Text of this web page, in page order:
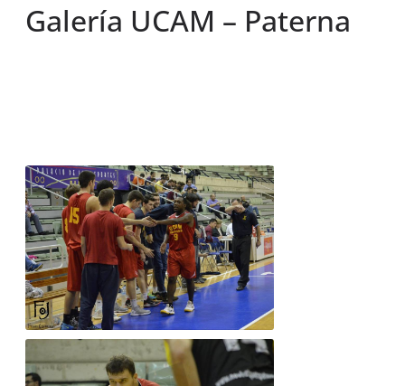
Galería UCAM – Paterna